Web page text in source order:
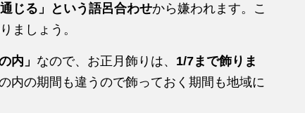
じる」という語呂合わせから嫌われます。こ
ましょう。
内」 なので、お正月飾りは、 1/7まで飾りま
内の期間も違うので飾っておく期間も地域に